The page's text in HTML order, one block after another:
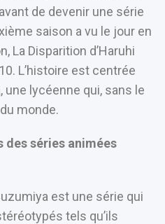
de devenir une série
saison a vu le jour en
La Disparition d’Haruhi
L’histoire est centrée
une lycéenne qui, sans le
monde.
des séries animées
est une série qui
tels qu’ils